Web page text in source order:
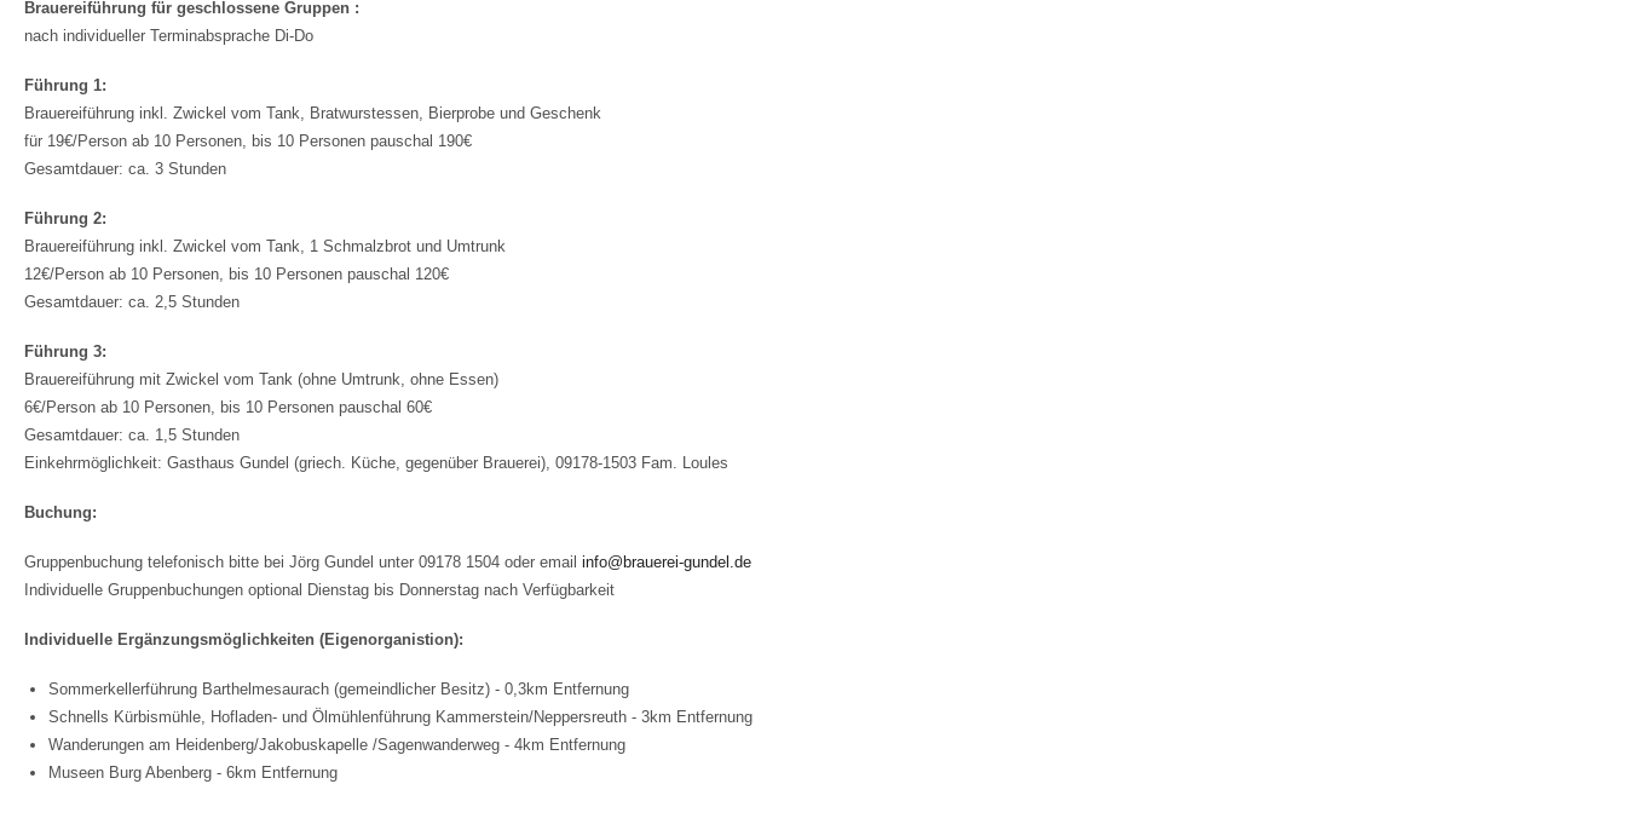
Brauereiführung für geschlossene Gruppen :
nach individueller Terminabsprache Di-Do
Führung 1:
Brauereiführung inkl. Zwickel vom Tank, Bratwurstessen, Bierprobe und Geschenk
für 19€/Person ab 10 Personen, bis 10 Personen pauschal 190€
Gesamtdauer: ca. 3 Stunden
Führung 2:
Brauereiführung inkl. Zwickel vom Tank, 1 Schmalzbrot und Umtrunk
12€/Person ab 10 Personen, bis 10 Personen pauschal 120€
Gesamtdauer: ca. 2,5 Stunden
Führung 3:
Brauereiführung mit Zwickel vom Tank (ohne Umtrunk, ohne Essen)
6€/Person ab 10 Personen, bis 10 Personen pauschal 60€
Gesamtdauer: ca. 1,5 Stunden
Einkehrmöglichkeit: Gasthaus Gundel (griech. Küche, gegenüber Brauerei), 09178-1503 Fam. Loules
Buchung:
Gruppenbuchung telefonisch bitte bei Jörg Gundel unter 09178 1504 oder email info@brauerei-gundel.de
Individuelle Gruppenbuchungen optional Dienstag bis Donnerstag nach Verfügbarkeit
Individuelle Ergänzungsmöglichkeiten (Eigenorganistion):
Sommerkellerführung Barthelmesaurach (gemeindlicher Besitz) - 0,3km Entfernung
Schnells Kürbismühle, Hofladen- und Ölmühlenführung Kammerstein/Neppersreuth - 3km Entfernung
Wanderungen am Heidenberg/Jakobuskapelle /Sagenwanderweg - 4km Entfernung
Museen Burg Abenberg - 6km Entfernung